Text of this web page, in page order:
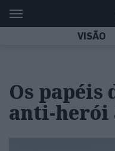
VISÃO
Os papéis
anti-herói